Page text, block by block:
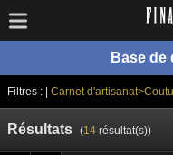
Base de
Filtres : | Carnet
Résultats (14résultat(s))